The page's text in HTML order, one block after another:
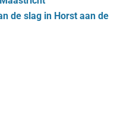
de slag in Horst aan de